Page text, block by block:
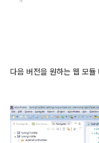
다음 버전을 원하는 웹 모